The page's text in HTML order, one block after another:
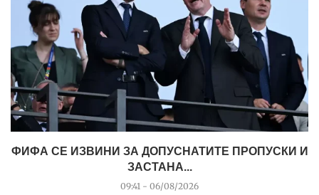
ФИФА СЕ ИЗВИНИ ЗА ДОПУСНАТИТЕ ПРОПУСКИ И
ЗАСТАНА...
09:41 - 06/08/2026